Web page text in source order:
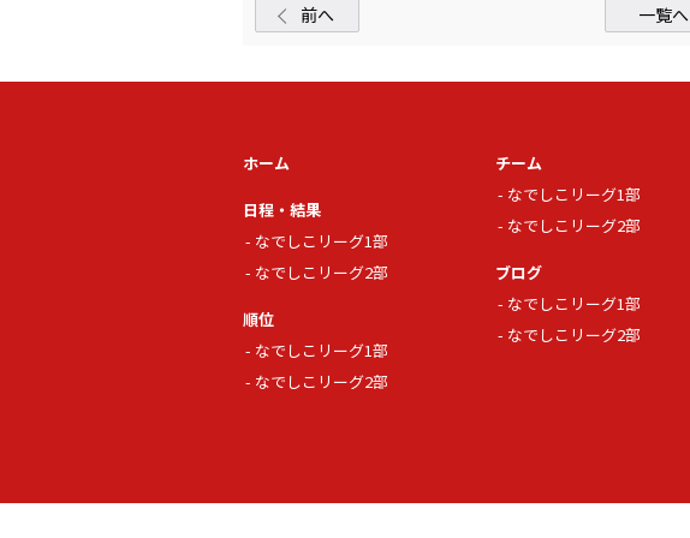
前へ 一覧へ
ホーム
日程・結果
なでしこリーグ1部
なでしこリーグ2部
順位
なでしこリーグ1部
なでしこリーグ2部
チーム
なでしこリーグ1部
なでしこリーグ2部
ブログ
なでしこリーグ1部
なでしこリーグ2部